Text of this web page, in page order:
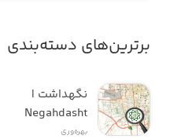
برترین‌های دسته‌بندی
Negahdasht
بهره‌وری